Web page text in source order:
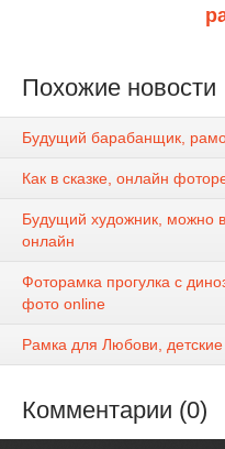
Похожие новости
Будущий барабанщик,
Как в сказке, онлайн
Будущий художник, можно
онлайн
Фоторамка прогулка с
фото online
Рамка для Любови,
Комментарии (0)